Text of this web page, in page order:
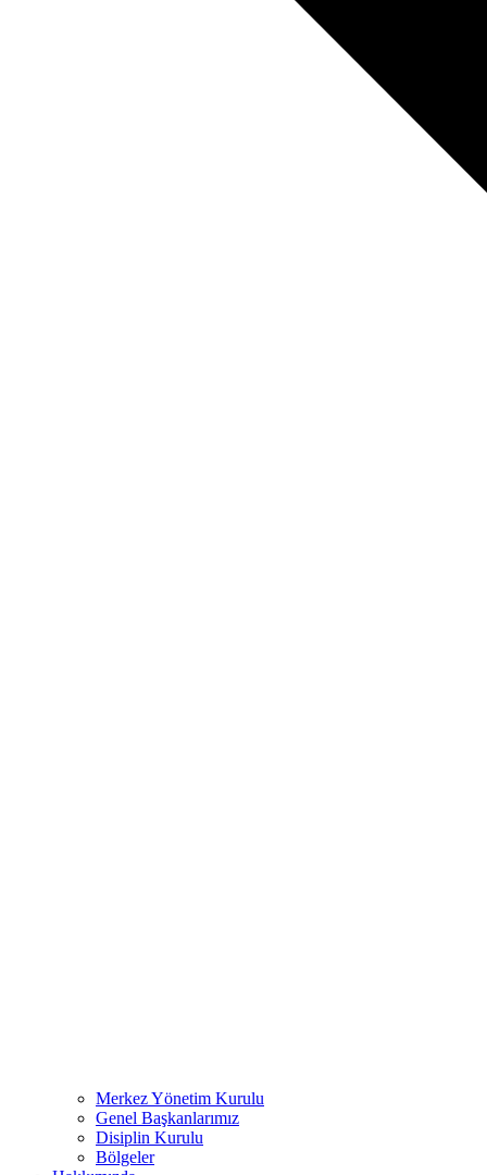
Merkez Yönetim Kurulu
Genel Başkanlarımız
Disiplin Kurulu
Bölgeler